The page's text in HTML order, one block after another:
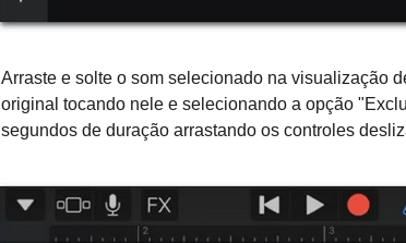
Arraste e solte o som selecionado na visualização
original tocando nele e selecionando a opção
segundos de duração arrastando os controles